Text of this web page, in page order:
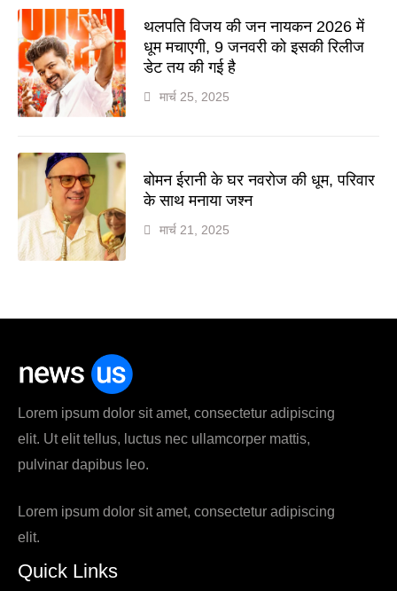
थलपति विजय की जन नायकन 2026 में
धूम मचाएगी, 9 जनवरी को इसकी रिलीज
डेट तय की गई है
मार्च 25, 2025
बोमन ईरानी के घर नवरोज की धूम, परिवार
के साथ मनाया जश्न
मार्च 21, 2025
Lorem ipsum dolor sit amet, consectetur adipiscing
elit. Ut elit tellus, luctus nec ullamcorper mattis,
pulvinar dapibus leo.
Lorem ipsum dolor sit amet, consectetur adipiscing
elit.
Quick Links